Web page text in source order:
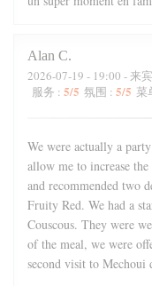
Alan C
2026-07-19 - 19:00 - 来
服务 : 5/5 氛围 : 5/5 菜
We were actually a
allow me to increase
and recommended two
Fruity Red. We had a
Couscous. They were
of the meal, we were
second visit to Mechoui